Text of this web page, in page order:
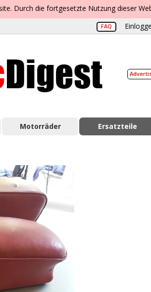
Durch die fortgesetzte Nutzung dieser
FAQ
Motorräder Ersatzteile